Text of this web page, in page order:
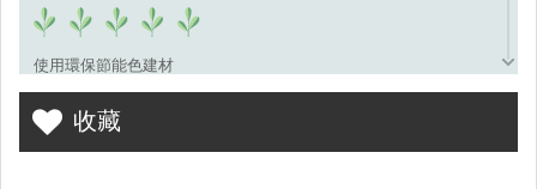
使用環保節能色建材
規劃簡單生活、超強收納的系統傢俱
收藏